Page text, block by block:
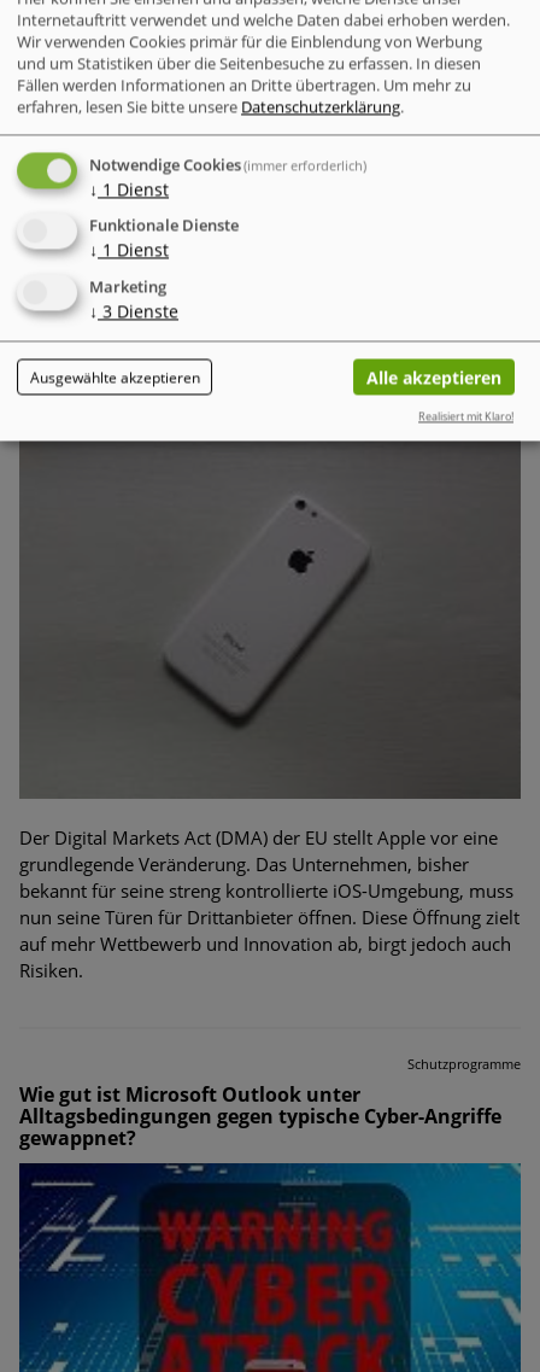
Cyberangriffen zunehmend.
von Cyberattacken weltweit und in Deutschland fühlen sich
die Menschen immer weniger bedroht. Dieses wachsende
Sicherheitsgefühl steht in krassem Gegensatz zur
tatsächlichen Bedrohungslage.
DMA eine bedeutende Zäsur für Apple und das iOS-
Der Digital Markets Act (DMA) der EU stellt Apple vor eine
grundlegende Veränderung. Das Unternehmen, bisher
bekannt für seine streng kontrollierte iOS-Umgebung, muss
nun seine Türen für Drittanbieter öffnen. Diese Öffnung zielt
auf mehr Wettbewerb und Innovation ab, birgt jedoch auch
Risiken.
Schutzprogramme
Wie gut ist Microsoft Outlook unter
Alltagsbedingungen gegen typische Cyber-Angriffe
gewappnet?
Internetauftritt verwendet und welche Daten dabei erhoben werden.
Wir verwenden Cookies primär für die Einblendung von Werbung
und um Statistiken über die Seitenbesuche zu erfassen. In diesen
Fällen werden Informationen an Dritte übertragen. Um mehr zu
erfahren, lesen Sie bitte unsere Datenschutzerklärung.
Notwendige Cookies(immer erforderlich)
↓ 1 Dienst
Funktionale Dienste
↓ 1 Dienst
Marketing
↓ 3 Dienste
Ausgewählte akzeptieren Alle akzeptieren
Realisiert mit Klaro!